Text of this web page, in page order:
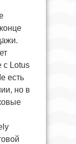
с Lotus
есть
но в